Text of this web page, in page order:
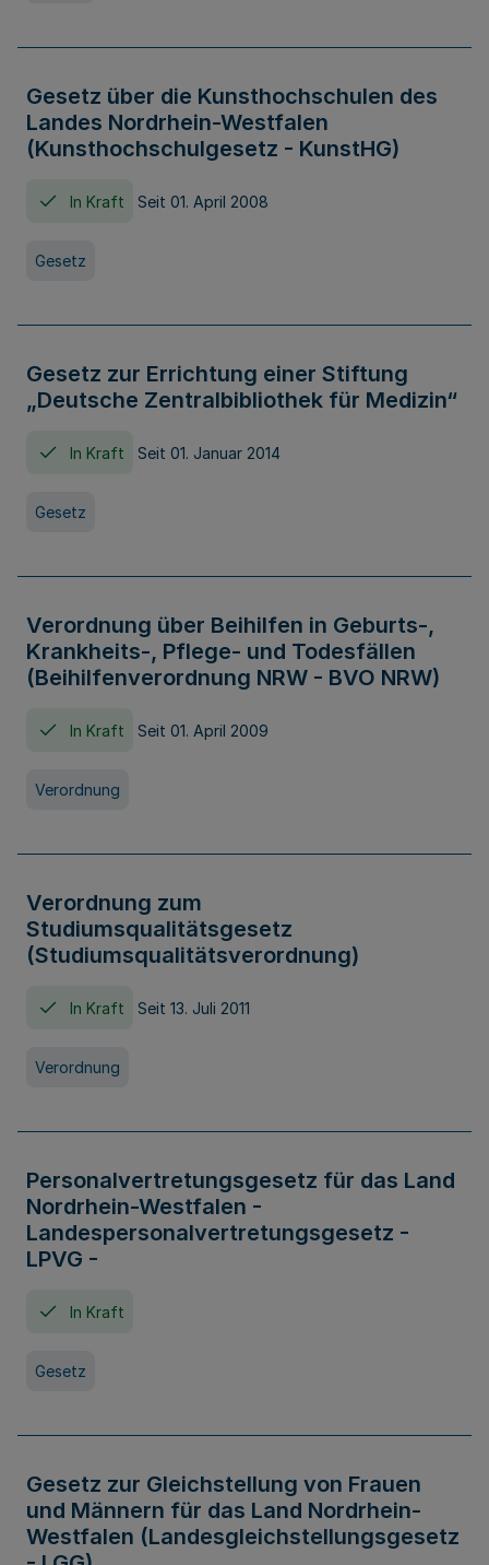
Gesetz über die Kunsthochschulen des
Landes Nordrhein-Westfalen
(Kunsthochschulgesetz - KunstHG)
In Kraft Seit 01. April 2008
Gesetz
Gesetz zur Errichtung einer Stiftung
„Deutsche Zentralbibliothek für Medizin“
In Kraft Seit 01. Januar 2014
Gesetz
Verordnung über Beihilfen in Geburts-,
Krankheits-, Pflege- und Todesfällen
(Beihilfenverordnung NRW - BVO NRW)
In Kraft Seit 01. April 2009
Verordnung
Verordnung zum
Studiumsqualitätsgesetz
(Studiumsqualitätsverordnung)
In Kraft Seit 13. Juli 2011
Verordnung
Personalvertretungsgesetz für das Land
Nordrhein-Westfalen -
Landespersonalvertretungsgesetz -
LPVG -
In Kraft
Gesetz
Gesetz zur Gleichstellung von Frauen
und Männern für das Land Nordrhein-
Westfalen (Landesgleichstellungsgesetz